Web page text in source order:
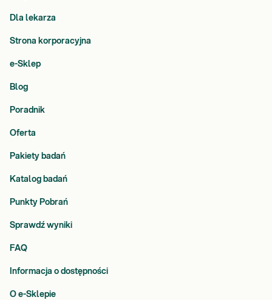
Dla lekarza
Strona korporacyjna
e-Sklep
Blog
Poradnik
Oferta
Pakiety badań
Katalog badań
Punkty Pobrań
Sprawdź wyniki
FAQ
Informacja o dostępności
O e-Sklepie